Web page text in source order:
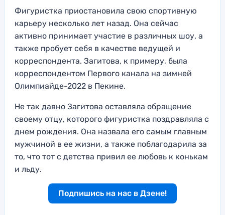
Фигуристка приостановила свою спортивную
карьеру несколько лет назад. Она сейчас
активно принимает участие в различных шоу, а
также пробует себя в качестве ведущей и
корреспондента. Загитова, к примеру, была
корреспондентом Первого канала на зимней
Олимпиайде-2022 в Пекине.
Не так давно Загитова оставляла обращение
своему отцу, которого фигуристка поздравляла с
днем рождения. Она назвала его самым главным
мужчиной в ее жизни, а также поблагодарила за
то, что тот с детства привил ее любовь к конькам
и льду.
Подпишись на нас в Дзене!